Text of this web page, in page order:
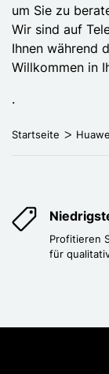
um Sie zu
Wir sind auf
Ihnen während
Willkommen in
.
Startseite
Profitieren
für